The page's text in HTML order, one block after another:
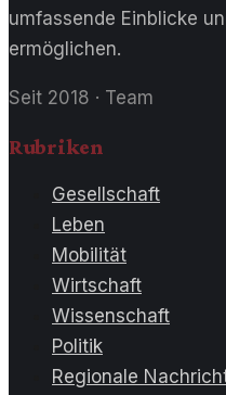
umfassende Einblicke
ermöglichen.
Seit 2018 · Team
Rubriken
Gesellschaft
Leben
Mobilität
Wirtschaft
Wissenschaft
Politik
Regionale